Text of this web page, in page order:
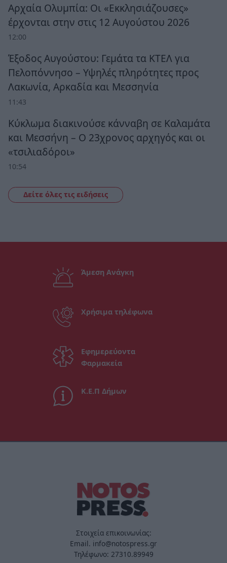
Αρχαία Ολυμπία: Οι «Εκκλησιάζουσες»
έρχονται στην στις 12 Αυγούστου 2026
12:00
Έξοδος Αυγούστου: Γεμάτα τα ΚΤΕΛ για
Πελοπόννησο – Υψηλές πληρότητες προς
Λακωνία, Αρκαδία και Μεσσηνία
11:43
Κύκλωμα διακινούσε κάνναβη σε Καλαμάτα
και Μεσσήνη – Ο 23χρονος αρχηγός και οι
«τσιλιαδόροι»
10:54
Δείτε όλες τις ειδήσεις
Άμεση Ανάγκη
Χρήσιμα τηλέφωνα
Εφημερεύοντα
Φαρμακεία
Κ.Ε.Π Δήμων
Στοιχεία επικοινωνίας:
Email. info@notospress.gr
Τηλέφωνο: 27310.89949